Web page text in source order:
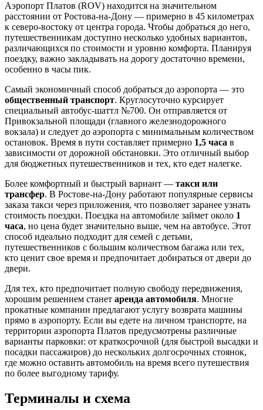
Аэропорт Платов (ROV) находится на значительном
расстоянии от Ростова-на-Дону — примерно в 45 километрах
к северо-востоку от центра города. Чтобы добраться до него,
путешественникам доступно несколько удобных вариантов,
различающихся по стоимости и уровню комфорта. Планируя
поездку, важно закладывать на дорогу достаточно времени,
особенно в часы пик.
Самый экономичный способ добраться до аэропорта — это
общественный транспорт. Круглосуточно курсирует
специальный автобус-шаттл №700. Он отправляется от
Привокзальной площади (главного железнодорожного
вокзала) и следует до аэропорта с минимальным количеством
остановок. Время в пути составляет примерно 1,5 часа в
зависимости от дорожной обстановки. Это отличный выбор
для бюджетных путешественников и тех, кто едет налегке.
Более комфортный и быстрый вариант — такси или
трансфер. В Ростове-на-Дону работают популярные сервисы
заказа такси через приложения, что позволяет заранее узнать
стоимость поездки. Поездка на автомобиле займет около 1
часа, но цена будет значительно выше, чем на автобусе. Этот
способ идеально подходит для семей с детьми,
путешественников с большим количеством багажа или тех,
кто ценит свое время и предпочитает добираться от двери до
двери.
Для тех, кто предпочитает полную свободу передвижения,
хорошим решением станет аренда автомобиля. Многие
прокатные компании предлагают услугу возврата машины
прямо в аэропорту. Если вы едете на личном транспорте, на
территории аэропорта Платов предусмотрены различные
варианты парковки: от краткосрочной (для быстрой высадки и
посадки пассажиров) до нескольких долгосрочных стоянок,
где можно оставить автомобиль на время всего путешествия
по более выгодному тарифу.
Терминалы и схема